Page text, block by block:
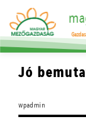
Jó
wpadmin